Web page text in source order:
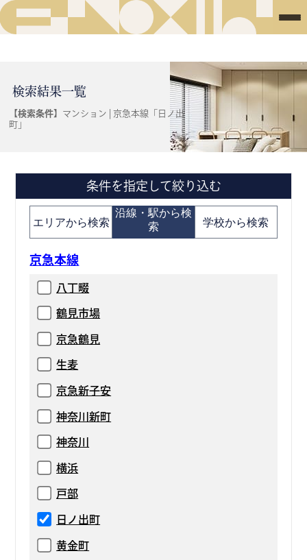
検索結果一覧
【検索条件】 マンション | 京急本線「日ノ出
町」
条件を指定して絞り込む
エリアから検索
沿線・駅から検
索
学校から検索
京急本線
八丁畷
鶴見市場
京急鶴見
生麦
京急新子安
神奈川新町
神奈川
横浜
戸部
日ノ出町
黄金町